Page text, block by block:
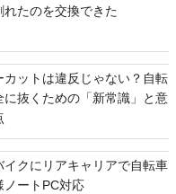
れたのを交換できた
カットは違反じゃない？自転
に抜くための「新常識」と意
イクにリアキャリアで自転車
ノートPC対応